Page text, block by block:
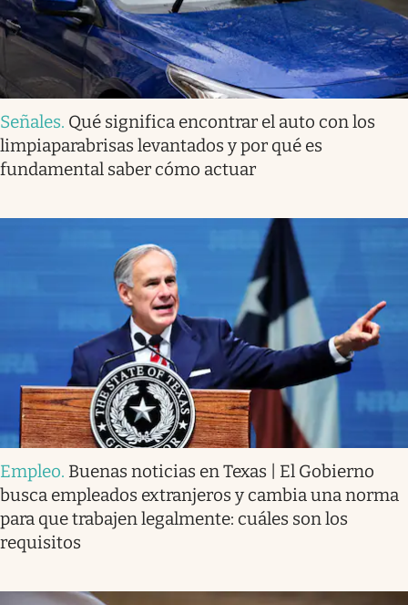
Señales. Qué significa encontrar el auto con los
limpiaparabrisas levantados y por qué es
fundamental saber cómo actuar
Empleo. Buenas noticias en Texas | El Gobierno
busca empleados extranjeros y cambia una norma
para que trabajen legalmente: cuáles son los
requisitos